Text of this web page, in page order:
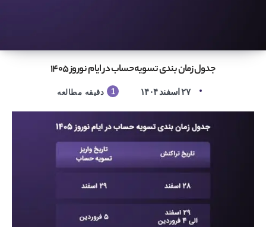
جدول زمان بندی تسویه‌حساب‌ در ایام نوروز ۱۴۰۵
۲۷ اسفند ۱۴۰۴ 1 دقیقه مطالعه